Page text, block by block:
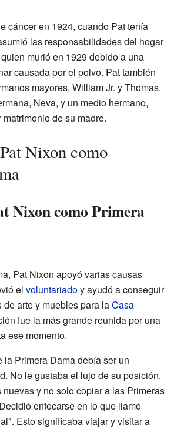
cáncer en 1924, cuando Pat tenía
las responsabilidades del hogar
murió en 1929 debido a una
causada por el polvo. Pat también
mayores, William Jr. y Thomas.
Neva, y un medio hermano,
de su madre.
Nixon como
Nixon como Primera
Pat Nixon apoyó varias causas
el voluntariadoy ayudó a conseguir
de arte y muebles para laCasa
fue la más grande reunida por una
ese momento.
la Primera Dama debía ser un
No le gustaba el lujo de su posición.
y no solo copiar a las Primeras
enfocarse en lo que llamó
Esto significaba viajar y visitar a